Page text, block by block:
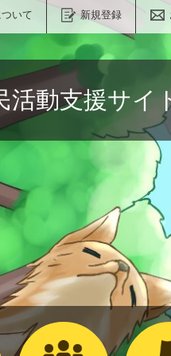
いて 新規登録
活動支援サイ